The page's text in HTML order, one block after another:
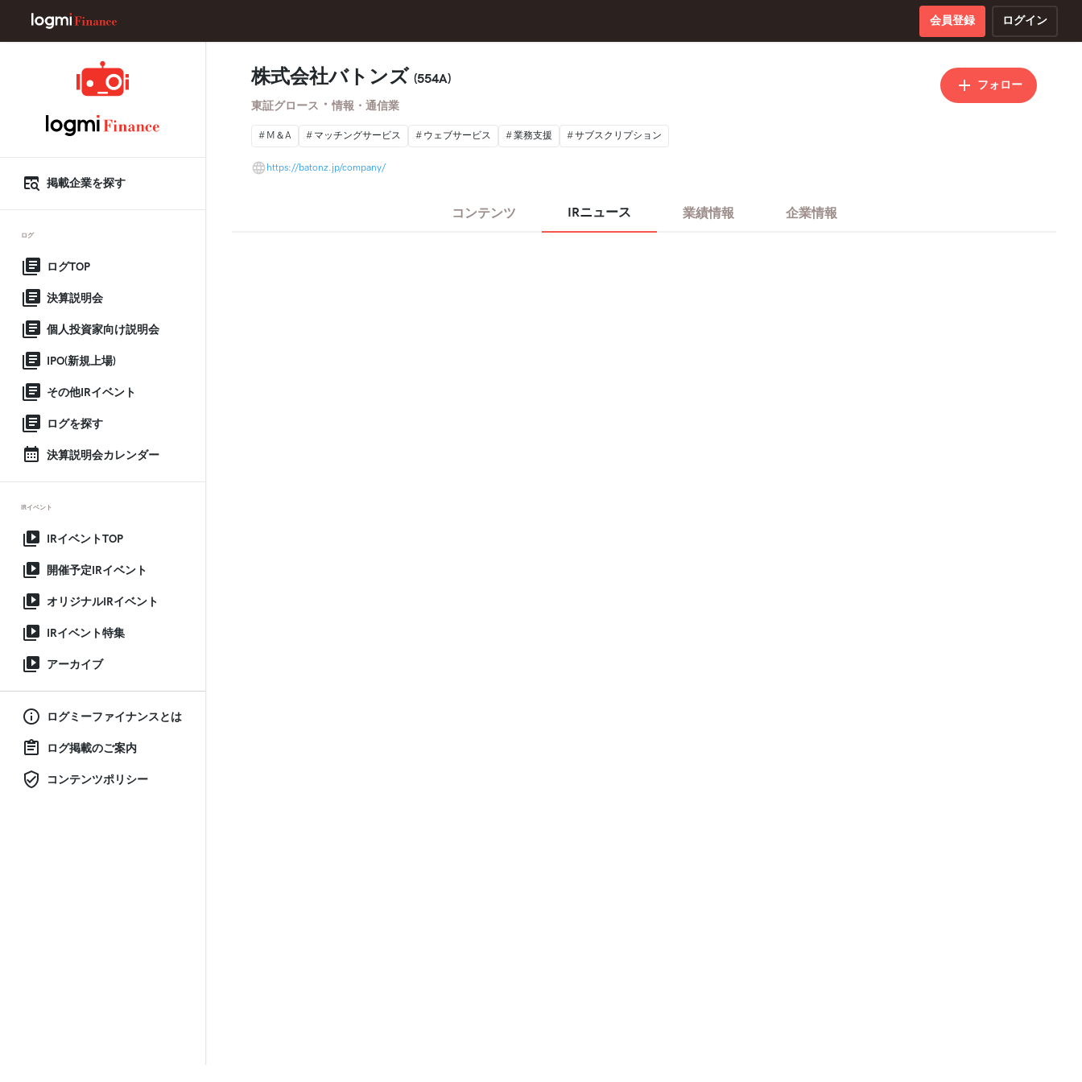
会員登録 ログイン
掲載企業を探す
ログ
ログTOP
決算説明会
個人投資家向け説明会
IPO(新規上場)
その他IRイベント
ログを探す
決算説明会カレンダー
IRイベント
IRイベントTOP
開催予定IRイベント
オリジナルIRイベント
IRイベント特集
アーカイブ
ログミーファイナンスとは
ログ掲載のご案内
コンテンツポリシー
株式会社バトンズ (554A)
東証グロース ・ 情報・通信業
フォロー
M＆A マッチングサービス ウェブサービス 業務支援 サブスクリプション
https://batonz.jp/company/
コンテンツ IRニュース 業績情報 企業情報